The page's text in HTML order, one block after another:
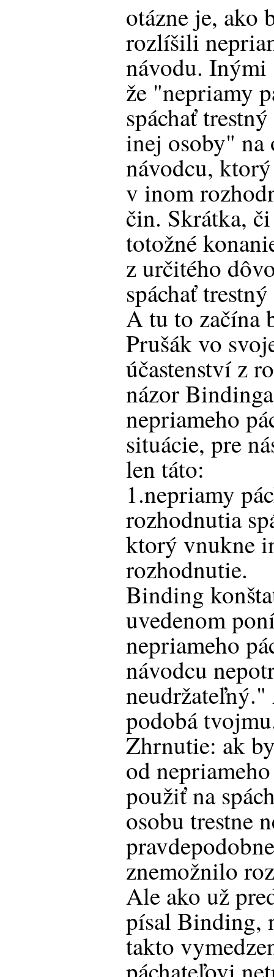
otázne je, ako
rozlíšili
návodu. Inými
že "nepriamy
spáchať
inej osoby" na
návodcu,
v inom
čin. Skrátka,
totožné
z určitého
spáchať
A tu to začína
Prušák vo
účastenství z
názor
nepriameho
situácie, pre
len táto:
1.nepriamy
rozhodnutia
ktorý vnukne
rozhodnutie.
Binding
uvedenom
nepriameho
návodcu
podobá
Zhrnutie: ak
od
použiť na
osobu trestne
znemožnilo
Ale ako už
písal Binding,
takto